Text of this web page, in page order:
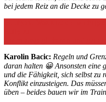
bei jedem Reiz an die Decke zu
Karolin Bacic: Regeln und
daran halten 😀 Ansonsten eine
und die Fähigkeit, sich selbst zu
Konflikt einzusteigen. Das
üben – beides bauen wir im